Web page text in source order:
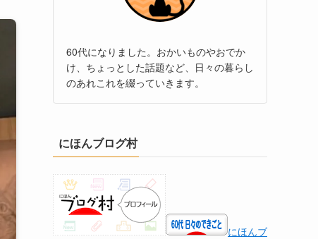
60代になりました。おかいものやおでか
け、ちょっとした話題など、日々の暮らし
のあれこれを綴っていきます。
にほんブログ村
にほんブ